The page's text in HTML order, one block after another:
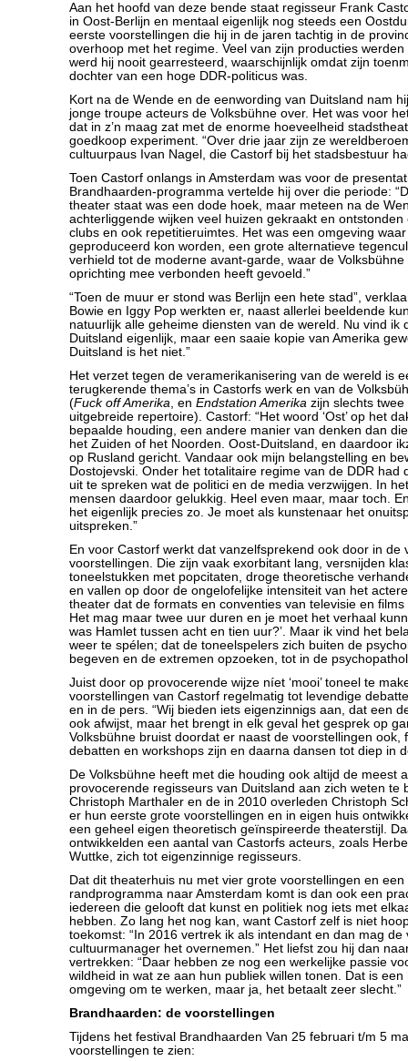
Aan het hoofd van deze bende staat regisseur Frank
in Oost-Berlijn en mentaal eigenlijk nog steeds een
eerste voorstellingen die hij in de jaren tachtig in de
overhoop met het regime. Veel van zijn producties
werd hij nooit gearresteerd, waarschijnlijk omdat zijn
dochter van een hoge DDR-politicus was.
Kort na de Wende en de eenwording van Duitsland nam
jonge troupe acteurs de Volksbühne over. Het was voor
dat in z’n maag zat met de enorme hoeveelheid
goedkoop experiment. “Over drie jaar zijn ze
cultuurpaus Ivan Nagel, die Castorf bij het stadsbestuur
Toen Castorf onlangs in Amsterdam was voor de
Brandhaarden-programma vertelde hij over die periode:
theater staat was een dode hoek, maar meteen na de
achterliggende wijken veel huizen gekraakt en
clubs en ook repetitieruimtes. Het was een omgeving
geproduceerd kon worden, een grote alternatieve
verhield tot de moderne avant-garde, waar de Volksbühne
oprichting mee verbonden heeft gevoeld.”
“Toen de muur er stond was Berlijn een hete stad”,
Bowie en Iggy Pop werkten er, naast allerlei beeldende
natuurlijk alle geheime diensten van de wereld. Nu vind ik
Duitsland eigenlijk, maar een saaie kopie van Amerika
Duitsland is het niet.”
Het verzet tegen de veramerikanisering van de wereld is
terugkerende thema’s in Castorfs werk en van de
(Fuck off Amerika, en Endstation Amerika zijn slechts
uitgebreide repertoire). Castorf: “Het woord ‘Ost’ op het
bepaalde houding, een andere manier van denken dan
het Zuiden of het Noorden. Oost-Duitsland, en daardoor
op Rusland gericht. Vandaar ook mijn belangstelling en
Dostojevski. Onder het totalitaire regime van de DDR had
uit te spreken wat de politici en de media verzwijgen. In
mensen daardoor gelukkig. Heel even maar, maar toch.
het eigenlijk precies zo. Je moet als kunstenaar het
uitspreken.”
En voor Castorf werkt dat vanzelfsprekend ook door in de
voorstellingen. Die zijn vaak exorbitant lang, versnijden
toneelstukken met popcitaten, droge theoretische
en vallen op door de ongelofelijke intensiteit van het
theater dat de formats en conventies van televisie en
Het mag maar twee uur duren en je moet het verhaal
was Hamlet tussen acht en tien uur?’. Maar ik vind het
weer te spélen; dat de toneelspelers zich buiten de
begeven en de extremen opzoeken, tot in de
Juist door op provocerende wijze níet ‘mooi’ toneel te
voorstellingen van Castorf regelmatig tot levendige
en in de pers. “Wij bieden iets eigenzinnigs aan, dat een
ook afwijst, maar het brengt in elk geval het gesprek op
Volksbühne bruist doordat er naast de voorstellingen ook,
debatten en workshops zijn en daarna dansen tot diep in
De Volksbühne heeft met die houding ook altijd de meest
provocerende regisseurs van Duitsland aan zich weten te
Christoph Marthaler en de in 2010 overleden Christoph
er hun eerste grote voorstellingen en in eigen huis
een geheel eigen theoretisch geïnspireerde theaterstijl.
ontwikkelden een aantal van Castorfs acteurs, zoals
Wuttke, zich tot eigenzinnige regisseurs.
Dat dit theaterhuis nu met vier grote voorstellingen en
randprogramma naar Amsterdam komt is dan ook een
iedereen die gelooft dat kunst en politiek nog iets met
hebben. Zo lang het nog kan, want Castorf zelf is niet
toekomst: “In 2016 vertrek ik als intendant en dan mag de
cultuurmanager het overnemen.” Het liefst zou hij dan
vertrekken: “Daar hebben ze nog een werkelijke passie
wildheid in wat ze aan hun publiek willen tonen. Dat is een
omgeving om te werken, maar ja, het betaalt zeer slecht.”
Brandhaarden: de voorstellingen
Tijdens het festival Brandhaarden Van 25 februari t/m 5
voorstellingen te zien: